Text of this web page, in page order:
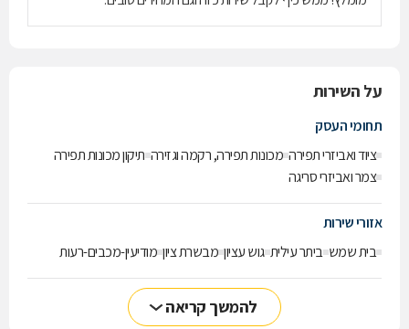
על השירות
תחומי העסק
ציוד ואביזרי תפירה מכונות תפירה, רקמה וגזירה תיקון מכונות תפירה
צמר ואביזרי סריגה
אזורי שירות
בית שמש ביתר עילית גוש עציון מבשרת ציון מודיעין-מכבים-רעות
להמשך קריאה